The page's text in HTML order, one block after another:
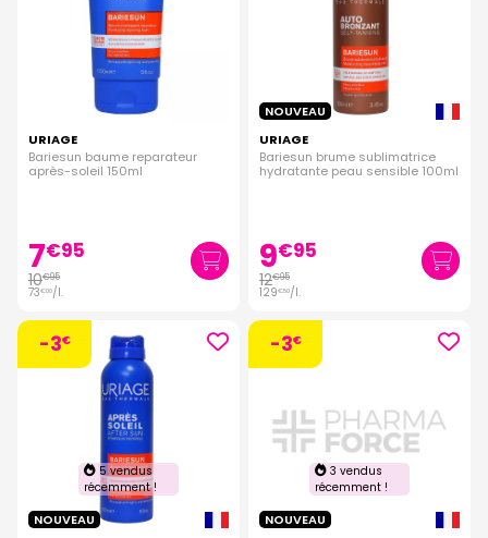
URIAGE
Bariesun baume reparateur
après-soleil 150ml
7€95
10€95
73€00/l.
NOUVEAU
URIAGE
Bariesun brume sublimatrice
hydratante peau sensible 100ml
9€95
12€95
129€50/l.
-3€
NOUVEAU
5 vendus
récemment !
-3€
NOUVEAU
3 vendus
récemment !